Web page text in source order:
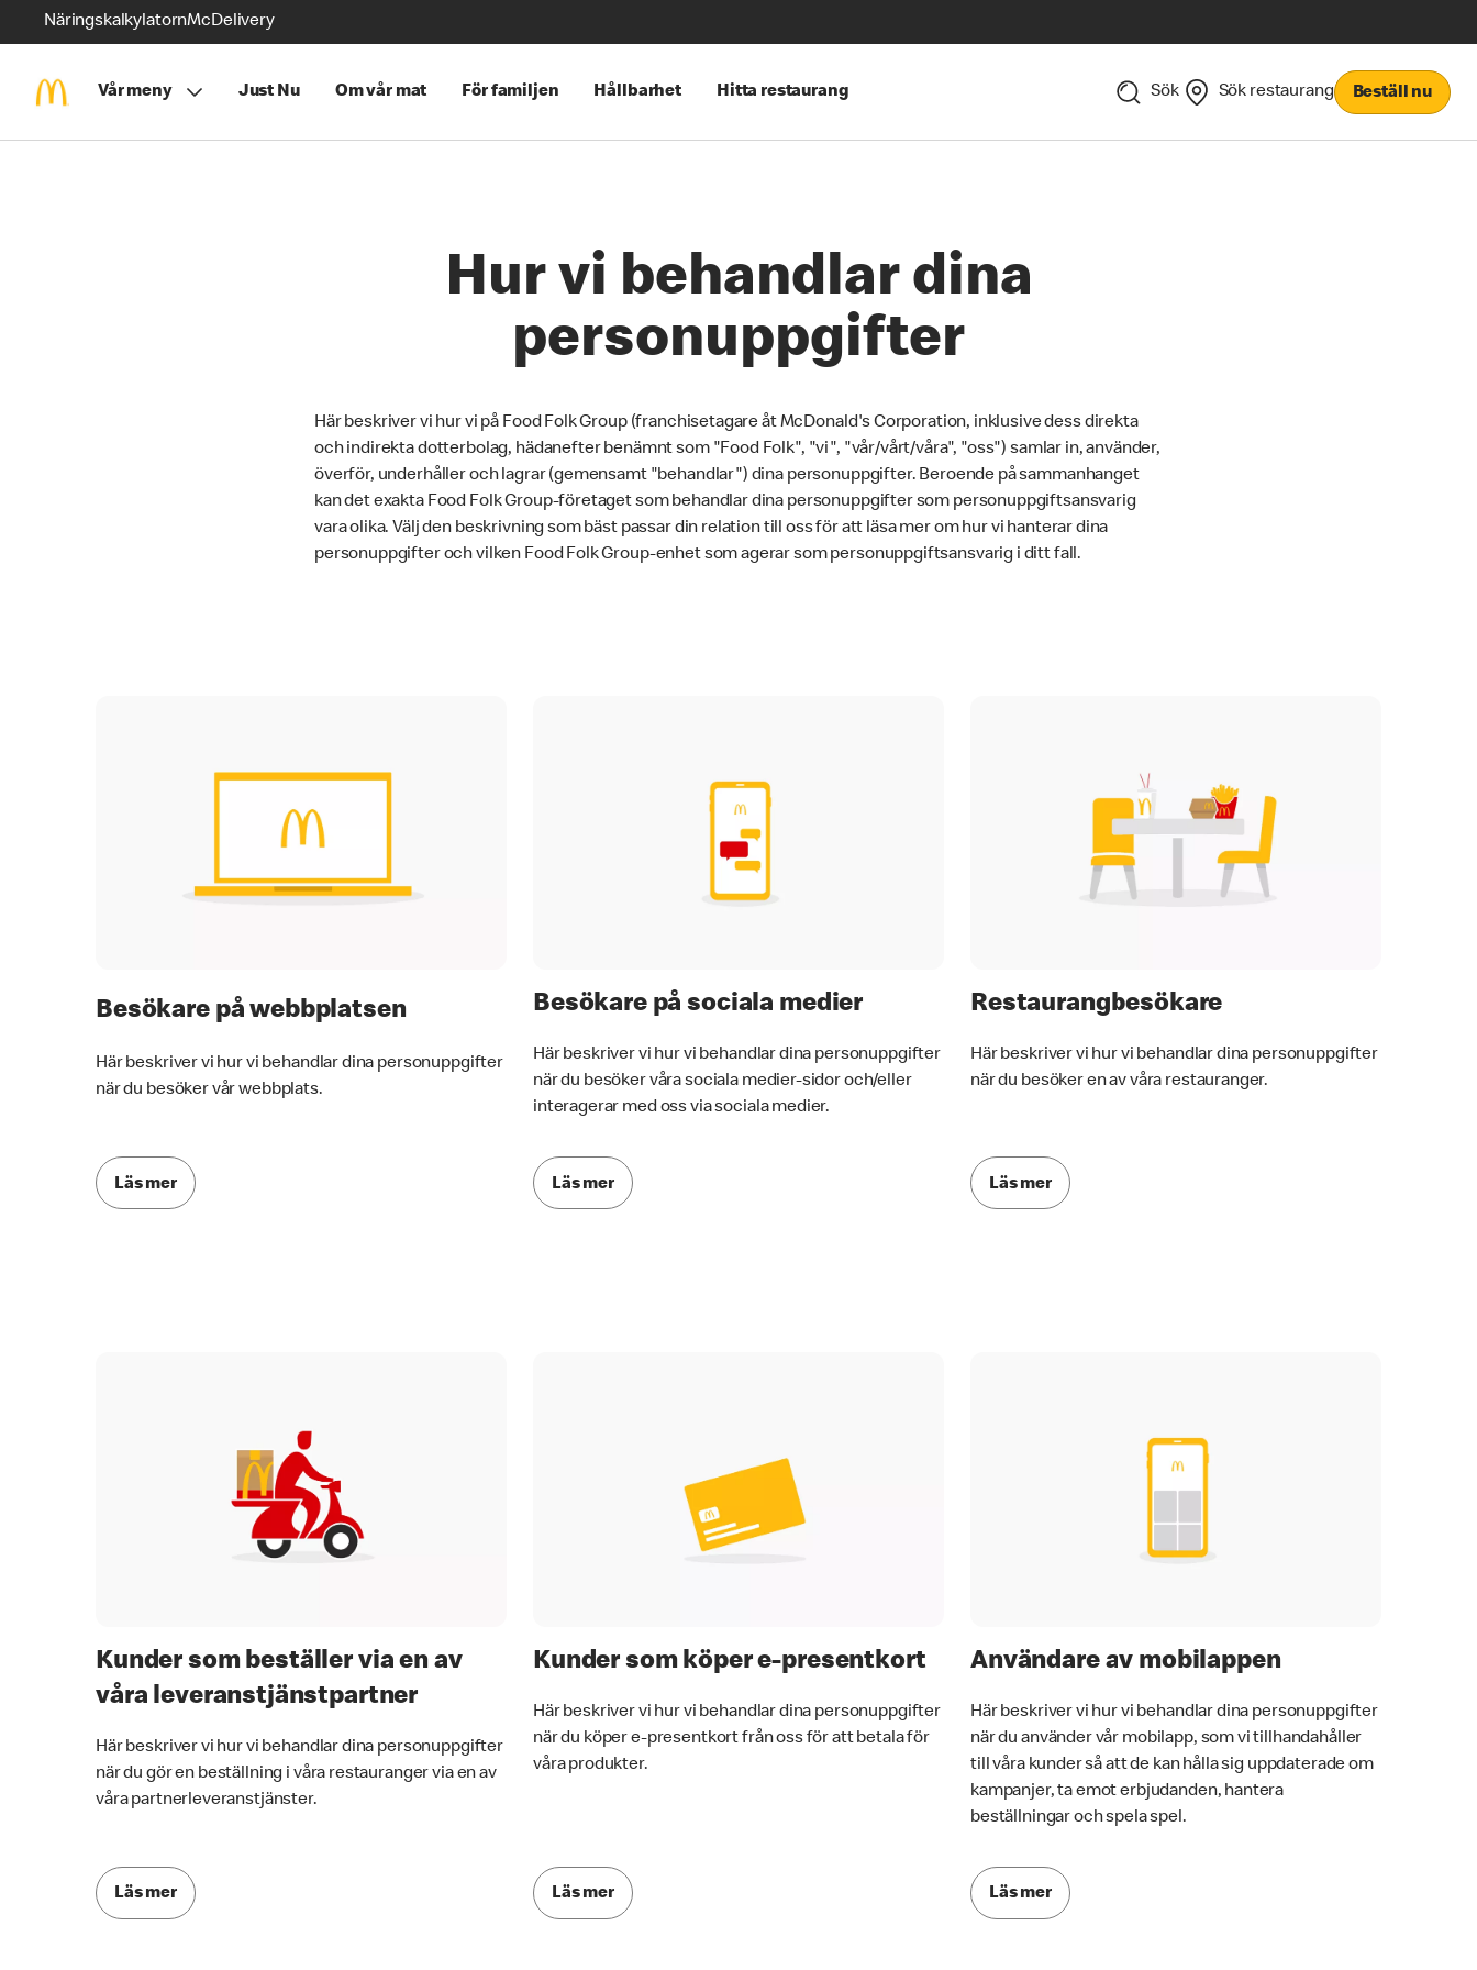
NäringskalkylatornMcDelivery
Vår meny Just Nu Om vår mat För familjen Hållbarhet Hitta restaurang Sök Sök restaurang Beställ nu
Hur vi behandlar dina
personuppgifter
Här beskriver vi hur vi på Food Folk Group (franchisetagare åt McDonald's Corporation, inklusive dess direkta
och indirekta dotterbolag, hädanefter benämnt som "Food Folk", "vi", "vår/vårt/våra", "oss") samlar in, använder,
överför, underhåller och lagrar (gemensamt "behandlar") dina personuppgifter. Beroende på sammanhanget
kan det exakta Food Folk Group-företaget som behandlar dina personuppgifter som personuppgiftsansvarig
vara olika. Välj den beskrivning som bäst passar din relation till oss för att läsa mer om hur vi hanterar dina
personuppgifter och vilken Food Folk Group-enhet som agerar som personuppgiftsansvarig i ditt fall.
Besökare på webbplatsen
Här beskriver vi hur vi behandlar dina personuppgifter
när du besöker vår webbplats.
Läs mer
Besökare på sociala medier
Här beskriver vi hur vi behandlar dina personuppgifter
när du besöker våra sociala medier-sidor och/eller
interagerar med oss via sociala medier.
Läs mer
Restaurangbesökare
Här beskriver vi hur vi behandlar dina personuppgifter
när du besöker en av våra restauranger.
Läs mer
Kunder som beställer via en av
våra leveranstjänstpartner
Här beskriver vi hur vi behandlar dina personuppgifter
när du gör en beställning i våra restauranger via en av
våra partnerleveranstjänster.
Läs mer
Kunder som köper e-presentkort
Här beskriver vi hur vi behandlar dina personuppgifter
när du köper e-presentkort från oss för att betala för
våra produkter.
Läs mer
Användare av mobilappen
Här beskriver vi hur vi behandlar dina personuppgifter
när du använder vår mobilapp, som vi tillhandahåller
till våra kunder så att de kan hålla sig uppdaterade om
kampanjer, ta emot erbjudanden, hantera
beställningar och spela spel.
Läs mer